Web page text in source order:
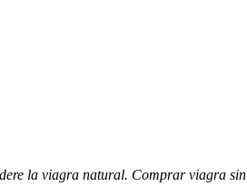
la viagra natural. Comprar viagra sin